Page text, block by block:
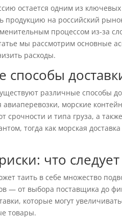
остается одним из
продукцию на российский
процессом из-за
мы рассмотрим основные
расходы.
различные способы
морские
срочности и типа груза, а
тогда как морская
что
таить в себе множество
— от выбора поставщика до
которые могут
товары.